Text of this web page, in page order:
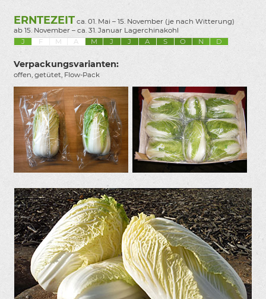
ERNTEZEIT ca. 01. Mai – 15. November (je nach Witterung)
ab 15. November – ca. 31. Januar Lagerchinakohl
J
F M A M J J A S O N D
Verpackungsvarianten:
offen, getütet, Flow-Pack